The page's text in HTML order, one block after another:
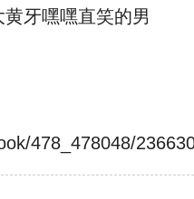
牙嘿嘿直笑的男
478_478048/